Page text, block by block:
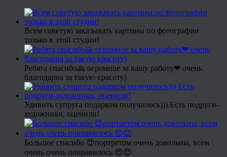
Всем советую заказывать картины по фотографии
только в этой студии!
Ребята спасибо🙏 огромное за вашу работу❤ очень
благодарна за такую красоту)
Удивить супруга подарком получилось))) Есть подруги-
художники, оценили!
Большое спасибо 😍портретом очень довольны, всем
очень очень понравилось 😍😍